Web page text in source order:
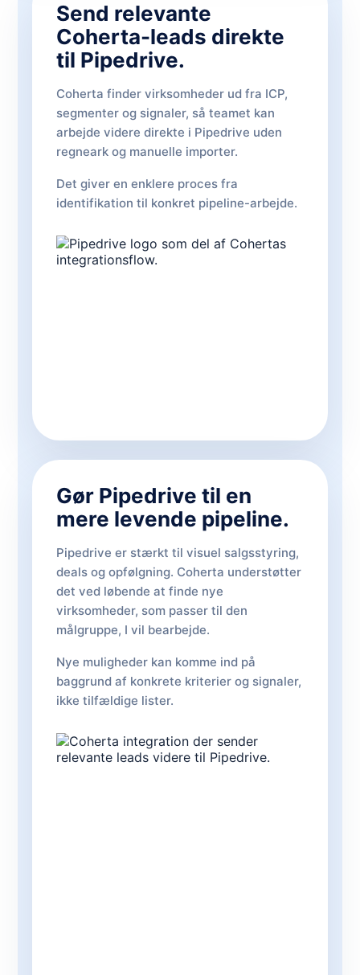
Send relevante
Coherta-leads direkte
til Pipedrive.
Coherta finder virksomheder ud fra ICP,
segmenter og signaler, så teamet kan
arbejde videre direkte i Pipedrive uden
regneark og manuelle importer.
Det giver en enklere proces fra
identifikation til konkret pipeline-arbejde.
Gør Pipedrive til en
mere levende pipeline.
Pipedrive er stærkt til visuel salgsstyring,
deals og opfølgning. Coherta understøtter
det ved løbende at finde nye
virksomheder, som passer til den
målgruppe, I vil bearbejde.
Nye muligheder kan komme ind på
baggrund af konkrete kriterier og signaler,
ikke tilfældige lister.